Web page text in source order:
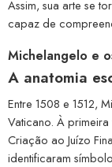
Assim, sua arte se
capaz de
Michelangelo e
A anatomia
Entre 1508 e 1512,
Vaticano. À primeira
Criação ao Juízo
identificaram